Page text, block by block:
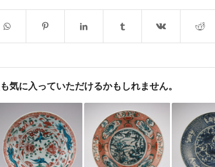
気に入っていただけるかもしれません。